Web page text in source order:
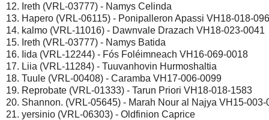
12. Ireth (VRL-03777) - Namys Celinda
13. Hapero (VRL-06115) - Ponipalleron Apassi VH18-018-
14. kalmo (VRL-11016) - Dawnvale Drazach VH18-023-0041
15. Ireth (VRL-03777) - Namys Batida
16. Iida (VRL-12244) - Fós Foléimneach VH16-069-0018
17. Liia (VRL-11284) - Tuuvanhovin Hurmoshaltia
18. Tuule (VRL-00408) - Caramba VH17-006-0099
19. Reprobate (VRL-01333) - Tarun Priori VH18-018-1583
20. Shannon. (VRL-05645) - Marah Nour al Najya VH15-003-
21. yersinio (VRL-06303) - Oldfinion Caprice